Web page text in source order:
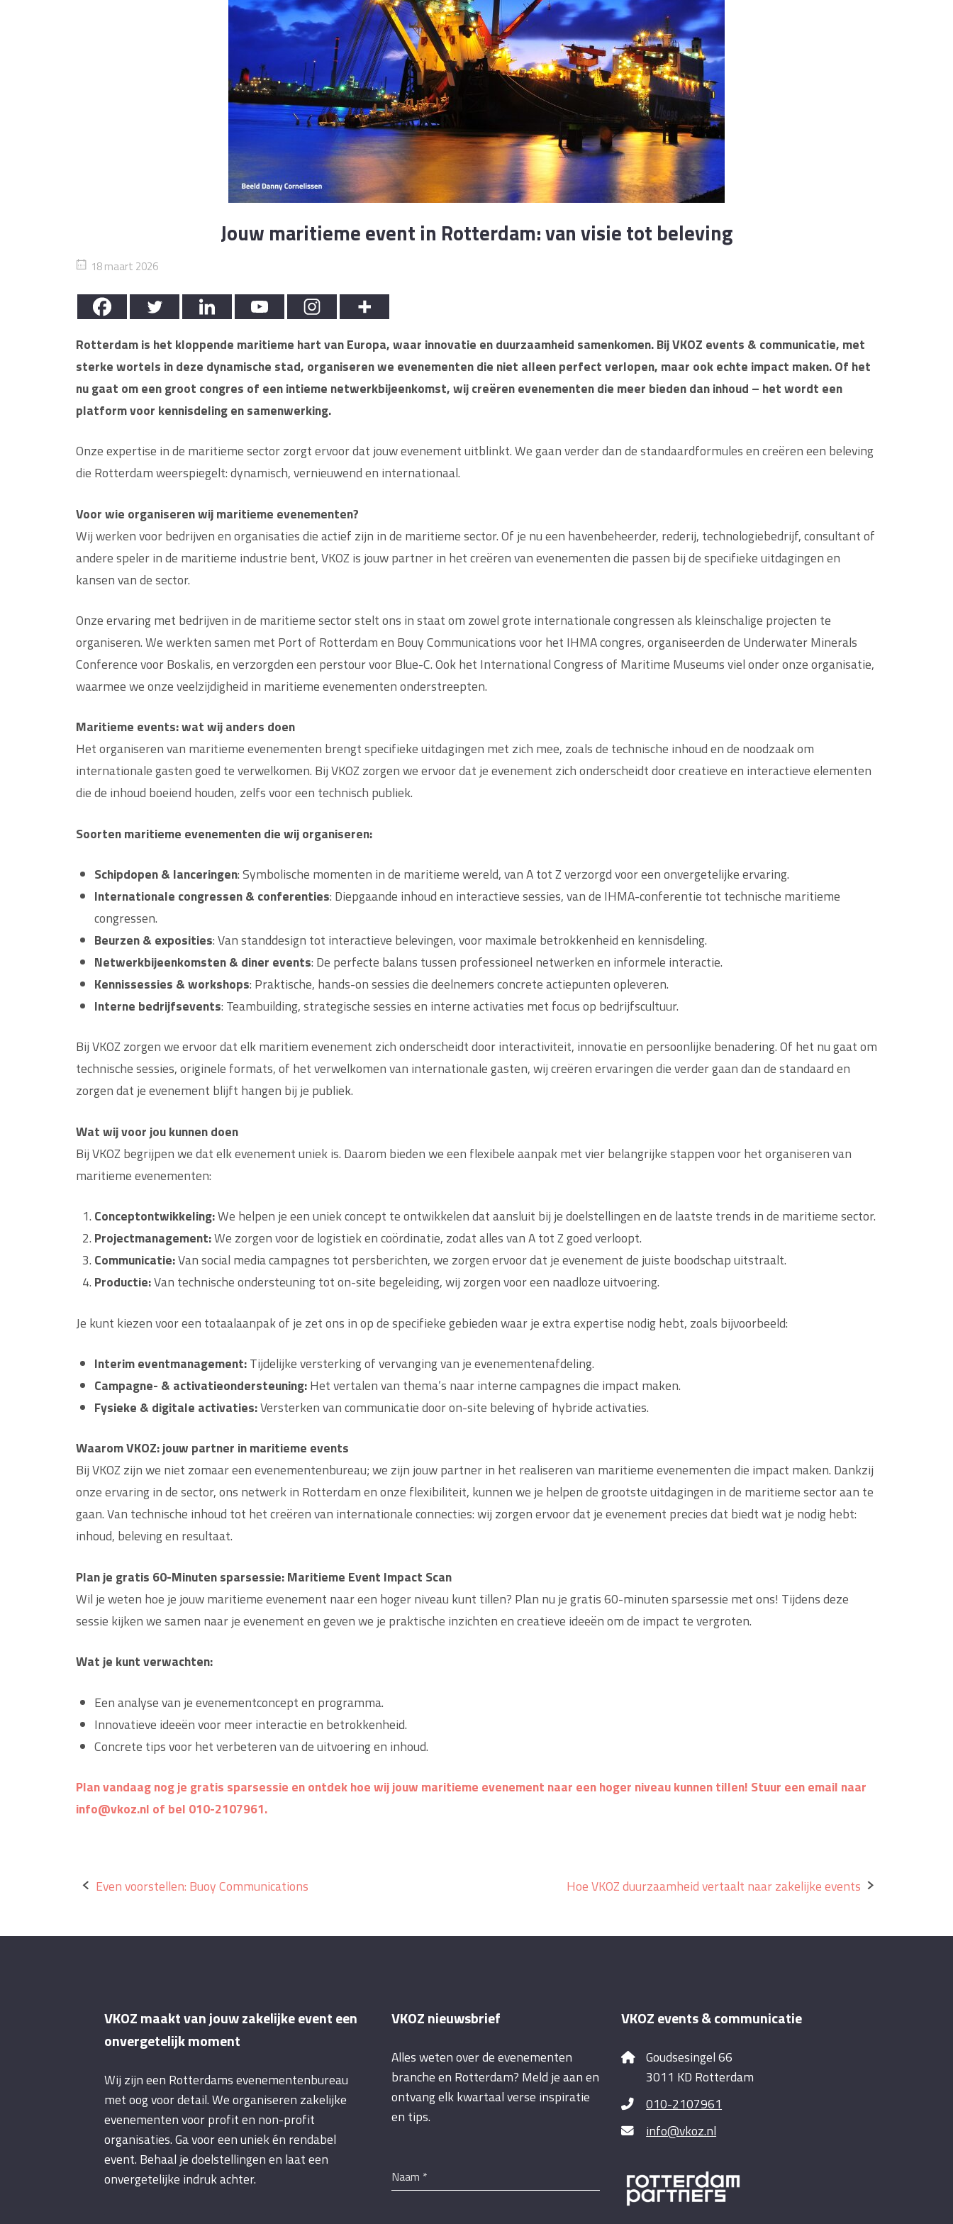
Jouw maritieme event in Rotterdam: van visie tot beleving
18 maart 2026
Rotterdam is het kloppende maritieme hart van Europa, waar innovatie en duurzaamheid samenkomen. Bij VKOZ events & communicatie, met
sterke wortels in deze dynamische stad, organiseren we evenementen die niet alleen perfect verlopen, maar ook echte impact maken. Of het
nu gaat om een groot congres of een intieme netwerkbijeenkomst, wij creëren evenementen die meer bieden dan inhoud – het wordt een
platform voor kennisdeling en samenwerking.
Onze expertise in de maritieme sector zorgt ervoor dat jouw evenement uitblinkt. We gaan verder dan de standaardformules en creëren een beleving
die Rotterdam weerspiegelt: dynamisch, vernieuwend en internationaal.
Voor wie organiseren wij maritieme evenementen?
Wij werken voor bedrijven en organisaties die actief zijn in de maritieme sector. Of je nu een havenbeheerder, rederij, technologiebedrijf, consultant of
andere speler in de maritieme industrie bent, VKOZ is jouw partner in het creëren van evenementen die passen bij de specifieke uitdagingen en
kansen van de sector.
Onze ervaring met bedrijven in de maritieme sector stelt ons in staat om zowel grote internationale congressen als kleinschalige projecten te
organiseren. We werkten samen met Port of Rotterdam en Bouy Communications voor het IHMA congres, organiseerden de Underwater Minerals
Conference voor Boskalis, en verzorgden een perstour voor Blue-C. Ook het International Congress of Maritime Museums viel onder onze organisatie,
waarmee we onze veelzijdigheid in maritieme evenementen onderstreepten.
Maritieme events: wat wij anders doen
Het organiseren van maritieme evenementen brengt specifieke uitdagingen met zich mee, zoals de technische inhoud en de noodzaak om
internationale gasten goed te verwelkomen. Bij VKOZ zorgen we ervoor dat je evenement zich onderscheidt door creatieve en interactieve elementen
die de inhoud boeiend houden, zelfs voor een technisch publiek.
Soorten maritieme evenementen die wij organiseren:
Schipdopen & lanceringen: Symbolische momenten in de maritieme wereld, van A tot Z verzorgd voor een onvergetelijke ervaring.
Internationale congressen & conferenties: Diepgaande inhoud en interactieve sessies, van de IHMA-conferentie tot technische maritieme
congressen.
Beurzen & exposities: Van standdesign tot interactieve belevingen, voor maximale betrokkenheid en kennisdeling.
Netwerkbijeenkomsten & diner events: De perfecte balans tussen professioneel netwerken en informele interactie.
Kennissessies & workshops: Praktische, hands-on sessies die deelnemers concrete actiepunten opleveren.
Interne bedrijfsevents: Teambuilding, strategische sessies en interne activaties met focus op bedrijfscultuur.
Bij VKOZ zorgen we ervoor dat elk maritiem evenement zich onderscheidt door interactiviteit, innovatie en persoonlijke benadering. Of het nu gaat om
technische sessies, originele formats, of het verwelkomen van internationale gasten, wij creëren ervaringen die verder gaan dan de standaard en
zorgen dat je evenement blijft hangen bij je publiek.
Wat wij voor jou kunnen doen
Bij VKOZ begrijpen we dat elk evenement uniek is. Daarom bieden we een flexibele aanpak met vier belangrijke stappen voor het organiseren van
maritieme evenementen:
Conceptontwikkeling:We helpen je een uniek concept te ontwikkelen dat aansluit bij je doelstellingen en de laatste trends in de maritieme sector.
Projectmanagement:We zorgen voor de logistiek en coördinatie, zodat alles van A tot Z goed verloopt.
Communicatie:Van social media campagnes tot persberichten, we zorgen ervoor dat je evenement de juiste boodschap uitstraalt.
Productie:Van technische ondersteuning tot on-site begeleiding, wij zorgen voor een naadloze uitvoering.
Je kunt kiezen voor een totaalaanpak of je zet ons in op de specifieke gebieden waar je extra expertise nodig hebt, zoals bijvoorbeeld:
Interim eventmanagement:Tijdelijke versterking of vervanging van je evenementenafdeling.
Campagne- & activatieondersteuning:Het vertalen van thema’s naar interne campagnes die impact maken.
Fysieke & digitale activaties:Versterken van communicatie door on-site beleving of hybride activaties.
Waarom VKOZ: jouw partner in maritieme events
Bij VKOZ zijn we niet zomaar een evenementenbureau; we zijn jouw partner in het realiseren van maritieme evenementen die impact maken. Dankzij
onze ervaring in de sector, ons netwerk in Rotterdam en onze flexibiliteit, kunnen we je helpen de grootste uitdagingen in de maritieme sector aan te
gaan. Van technische inhoud tot het creëren van internationale connecties: wij zorgen ervoor dat je evenement precies dat biedt wat je nodig hebt:
inhoud, beleving en resultaat.
Plan je gratis 60-Minuten sparsessie: Maritieme Event Impact Scan
Wil je weten hoe je jouw maritieme evenement naar een hoger niveau kunt tillen? Plan nu je gratis 60-minuten sparsessie met ons! Tijdens deze
sessie kijken we samen naar je evenement en geven we je praktische inzichten en creatieve ideeën om de impact te vergroten.
Wat je kunt verwachten:
Een analyse van je evenementconcept en programma.
Innovatieve ideeën voor meer interactie en betrokkenheid.
Concrete tips voor het verbeteren van de uitvoering en inhoud.
Plan vandaag nog je gratis sparsessie en ontdek hoe wij jouw maritieme evenement naar een hoger niveau kunnen tillen! Stuur een email naar
info@vkoz.nl of bel 010-2107961.
Bericht
Even voorstellen: Buoy Communications Hoe VKOZ duurzaamheid vertaalt naar zakelijke events
VKOZ maakt van jouw zakelijke event een
onvergetelijk moment
Wij zijn een Rotterdams evenementenbureau
met oog voor detail. We organiseren zakelijke
evenementen voor profit en non-profit
organisaties. Ga voor een uniek én rendabel
event. Behaal je doelstellingen en laat een
onvergetelijke indruk achter.
VKOZ nieuwsbrief
Alles weten over de evenementen
branche en Rotterdam? Meld je aan en
ontvang elk kwartaal verse inspiratie
en tips.
Naam *
VKOZ events & communicatie
Goudsesingel 66
3011 KD Rotterdam
010-2107961
info@vkoz.nl